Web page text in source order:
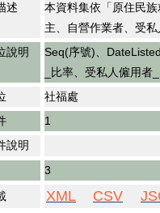
述
本資料集依「原住民
主、自營作業者、受
說明
Seq(序號)、
_比率、受私人僱用
社福處
1
說明
3
XML CSV